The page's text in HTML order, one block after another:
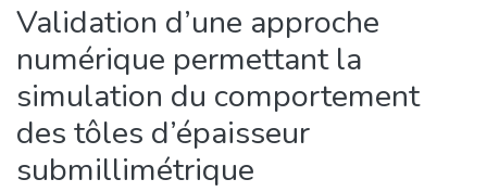
Validation d’une approche
numérique permettant la
simulation du comportement
des tôles d’épaisseur
submillimétrique